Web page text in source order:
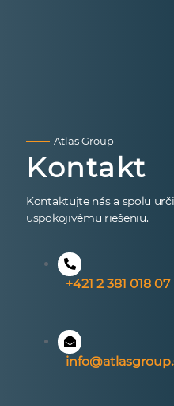
Atlas Group
Kontakt
Kontaktujte nás a spolu
uspokojivému riešeniu.
+421 2 381 018 07